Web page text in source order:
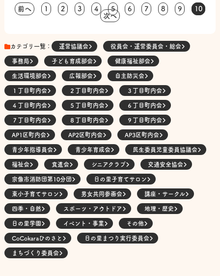
前へ 1 2 3 4 5 6 7 8 9
10
次へ
カテゴリ一覧： 運営協議会 役員会・運営委員会・総会
事務局 子ども育成部会 健康福祉部会
生活環境部会 広報部会 自主防災会
１丁目町内会 ２丁目町内会 ３丁目町内会
４丁目町内会 ５丁目町内会 ６丁目町内会
７丁目町内会 ８丁目町内会 ９丁目町内会
AP1区町内会 AP2区町内会 AP3区町内会
青少年指導員会 青少年育成会 民生委員児童委員協議会
福祉会 食進会 シニアクラブ 交通安全協会
宗像市消防団第10分団 日の里子育てサロン
東小子育てサロン 男女共同参画会 講座・サークル
四季・自然 スポーツ・アウトドア 地理・歴史
日の里学園 イベント・事業 その他
CoCokaraひのさと 日の里まつり実行委員会
まちづくり委員会